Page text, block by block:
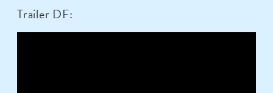
Trailer DF: